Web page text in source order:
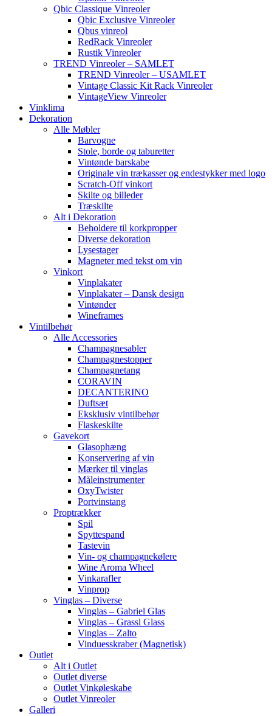
Qbic Classique Vinreoler
Qbic Exclusive Vinreoler
Qbus vinreol
RedRack Vinreoler
Rustik Vinreoler
TREND Vinreoler – SAMLET
TREND Vinreoler – USAMLET
Vintage Classic Kit Rack Vinreoler
VintageView Vinreoler
Vinklima
Dekoration
Alle Møbler
Barvogne
Stole, borde og taburetter
Vintønde barskabe
Originale vin trækasser og endestykker med logo
Scratch-Off vinkort
Skilte og billeder
Træskilte
Alt i Dekoration
Beholdere til korkpropper
Diverse dekoration
Lysestager
Magneter med tekst om vin
Vinkort
Vinplakater
Vinplakater – Dansk design
Vintønder
Wineframes
Vintilbehør
Alle Accessories
Champagnesabler
Champagnestopper
Champagnetang
CORAVIN
DECANTERINO
Duftsæt
Eksklusiv vintilbehør
Flaskeskilte
Gavekort
Glasophæng
Konservering af vin
Mærker til vinglas
Måleinstrumenter
OxyTwister
Portvinstang
Proptrækker
Spil
Spyttespand
Tastevin
Vin- og champagnekølere
Wine Aroma Wheel
Vinkarafler
Vinprop
Vinglas – Diverse
Vinglas – Gabriel Glas
Vinglas – Grassl Glass
Vinglas – Zalto
Vinduesskraber (Magnetisk)
Outlet
Alt i Outlet
Outlet diverse
Outlet Vinkøleskabe
Outlet Vinreoler
Galleri